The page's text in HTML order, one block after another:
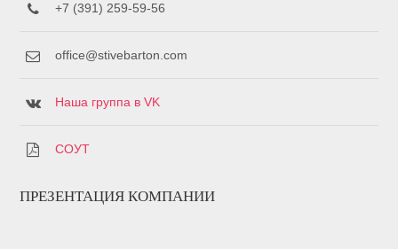
+7 (391) 259-59-56
office@stivebarton.com
Наша группа в VK
СОУТ
ПРЕЗЕНТАЦИЯ КОМПАНИИ